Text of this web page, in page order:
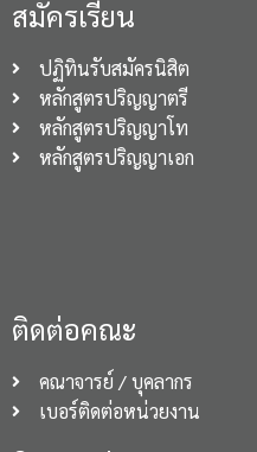
สมัครเรียน
ปฏิทินรับสมัครนิสิต
หลักสูตรปริญญาตรี
หลักสูตรปริญญาโท
หลักสูตรปริญญาเอก
ติดต่อคณะ
คณาจารย์ / บุคลากร
เบอร์ติดต่อหน่วยงาน